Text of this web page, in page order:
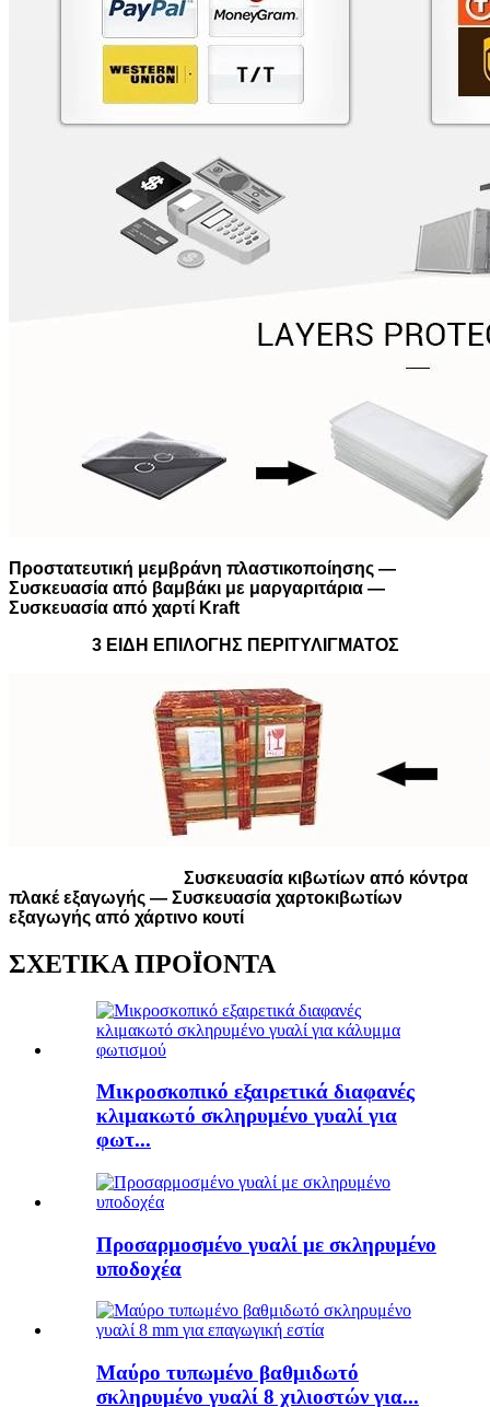
Προστατευτική μεμβράνη πλαστικοποίησης —
Συσκευασία από βαμβάκι με μαργαριτάρια —
Συσκευασία από χαρτί Kraft
3 ΕΙΔΗ ΕΠΙΛΟΓΗΣ ΠΕΡΙΤΥΛΙΓΜΑΤΟΣ
Συσκευασία κιβωτίων από κόντρα
πλακέ εξαγωγής — Συσκευασία χαρτοκιβωτίων
εξαγωγής από χάρτινο κουτί
ΣΧΕΤΙΚΑ ΠΡΟΪΟΝΤΑ
Μικροσκοπικό εξαιρετικά διαφανές
κλιμακωτό σκληρυμένο γυαλί για
φωτ...
Προσαρμοσμένο γυαλί με σκληρυμένο
υποδοχέα
Μαύρο τυπωμένο βαθμιδωτό
σκληρυμένο γυαλί 8 χιλιοστών για...